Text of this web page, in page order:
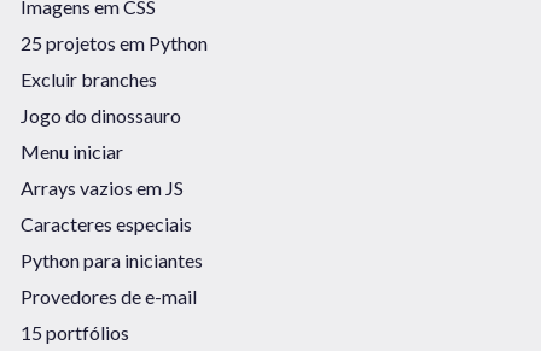
Imagens em CSS
25 projetos em Python
Excluir branches
Jogo do dinossauro
Menu iniciar
Arrays vazios em JS
Caracteres especiais
Python para iniciantes
Provedores de e-mail
15 portfólios